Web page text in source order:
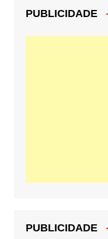
PUBLICIDADE
PUBLICIDADE